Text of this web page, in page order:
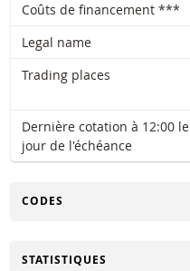
Coûts de financement ***
Legal name
Trading places
Dernière cotation à 12:00 le
jour de l'échéance
CHANGER
CODES
CHANGER
STATISTIQUES